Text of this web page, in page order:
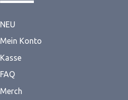
NEU
Mein Konto
Kasse
FAQ
Merch